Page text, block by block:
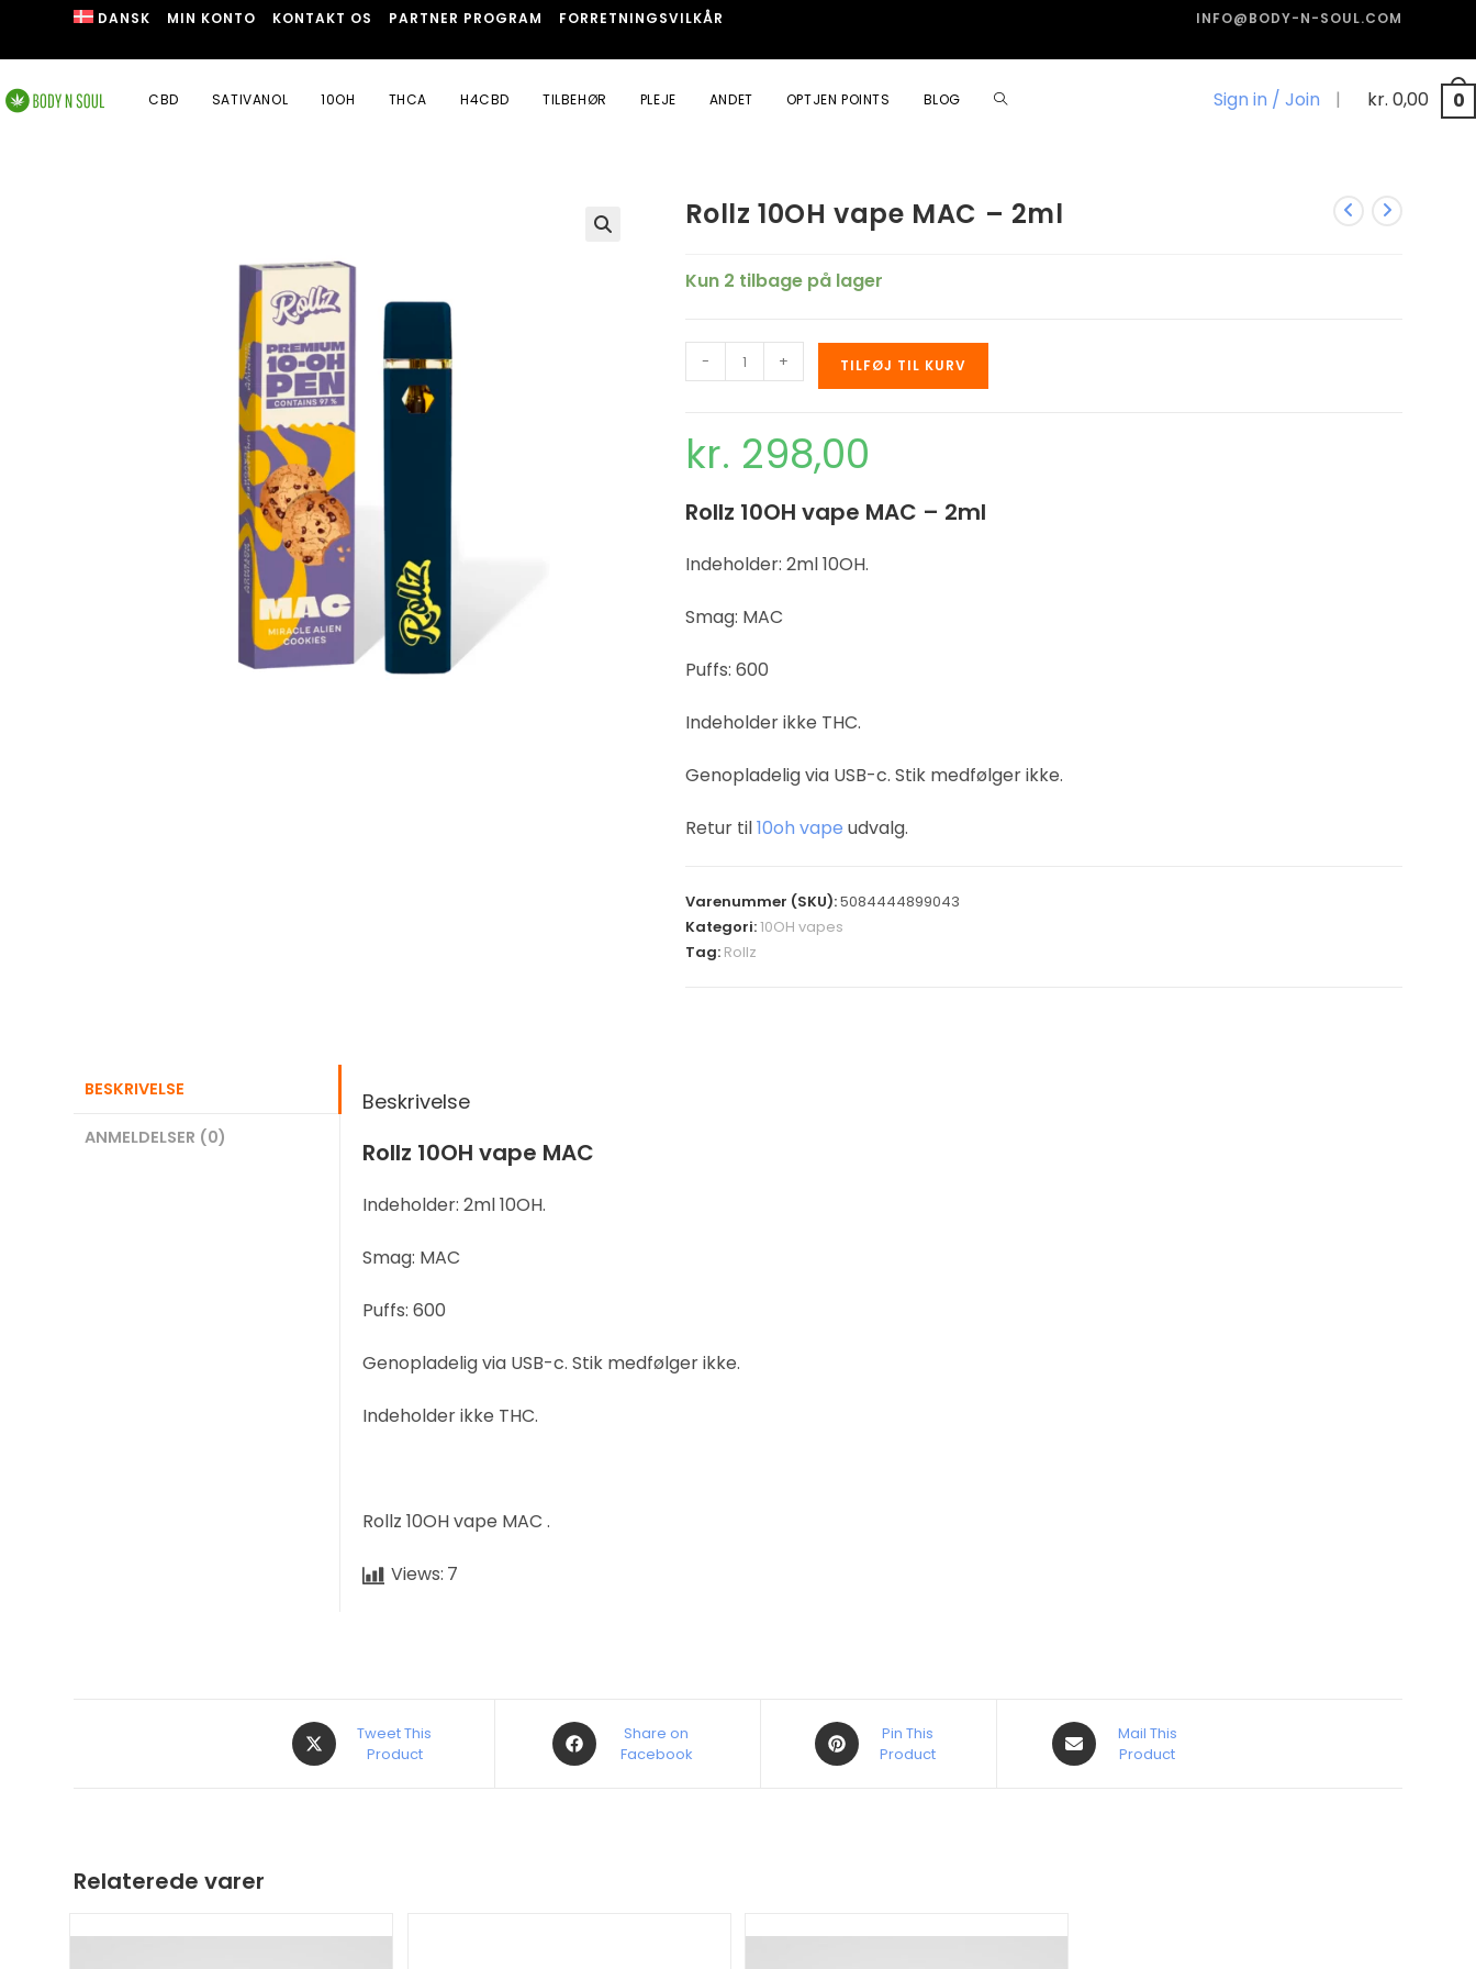
DANSK MIN KONTO KONTAKT OS PARTNER PROGRAM FORRETNINGSVILKÅR INFO@BODY-N-SOUL.COM
Sign in / Join | kr. 0,00 0
CBD SATIVANOL 10OH THCA H4CBD TILBEHØR PLEJE ANDET OPTJEN POINTS BLOG
Rollz 10OH vape MAC – 2ml
Kun 2 tilbage på lager
- + TILFØJ TIL KURV
kr. 298,00
Rollz 10OH vape MAC – 2ml
Indeholder: 2ml 10OH.
Smag: MAC
Puffs: 600
Indeholder ikke THC.
Genopladelig via USB-c. Stik medfølger ikke.
Retur til10oh vape udvalg.
Varenummer (SKU):5084444899043
Kategori:10OH vapes
Tag: Rollz
BESKRIVELSE
ANMELDELSER (0)
Beskrivelse
Rollz 10OH vape MAC
Indeholder: 2ml 10OH.
Smag: MAC
Puffs: 600
Genopladelig via USB-c. Stik medfølger ikke.
Indeholder ikke THC.
Rollz 10OH vape MAC .
Views: 7
Tweet This
Product
Share on
Facebook
Pin This
Product
Mail This
Product
Relaterede varer